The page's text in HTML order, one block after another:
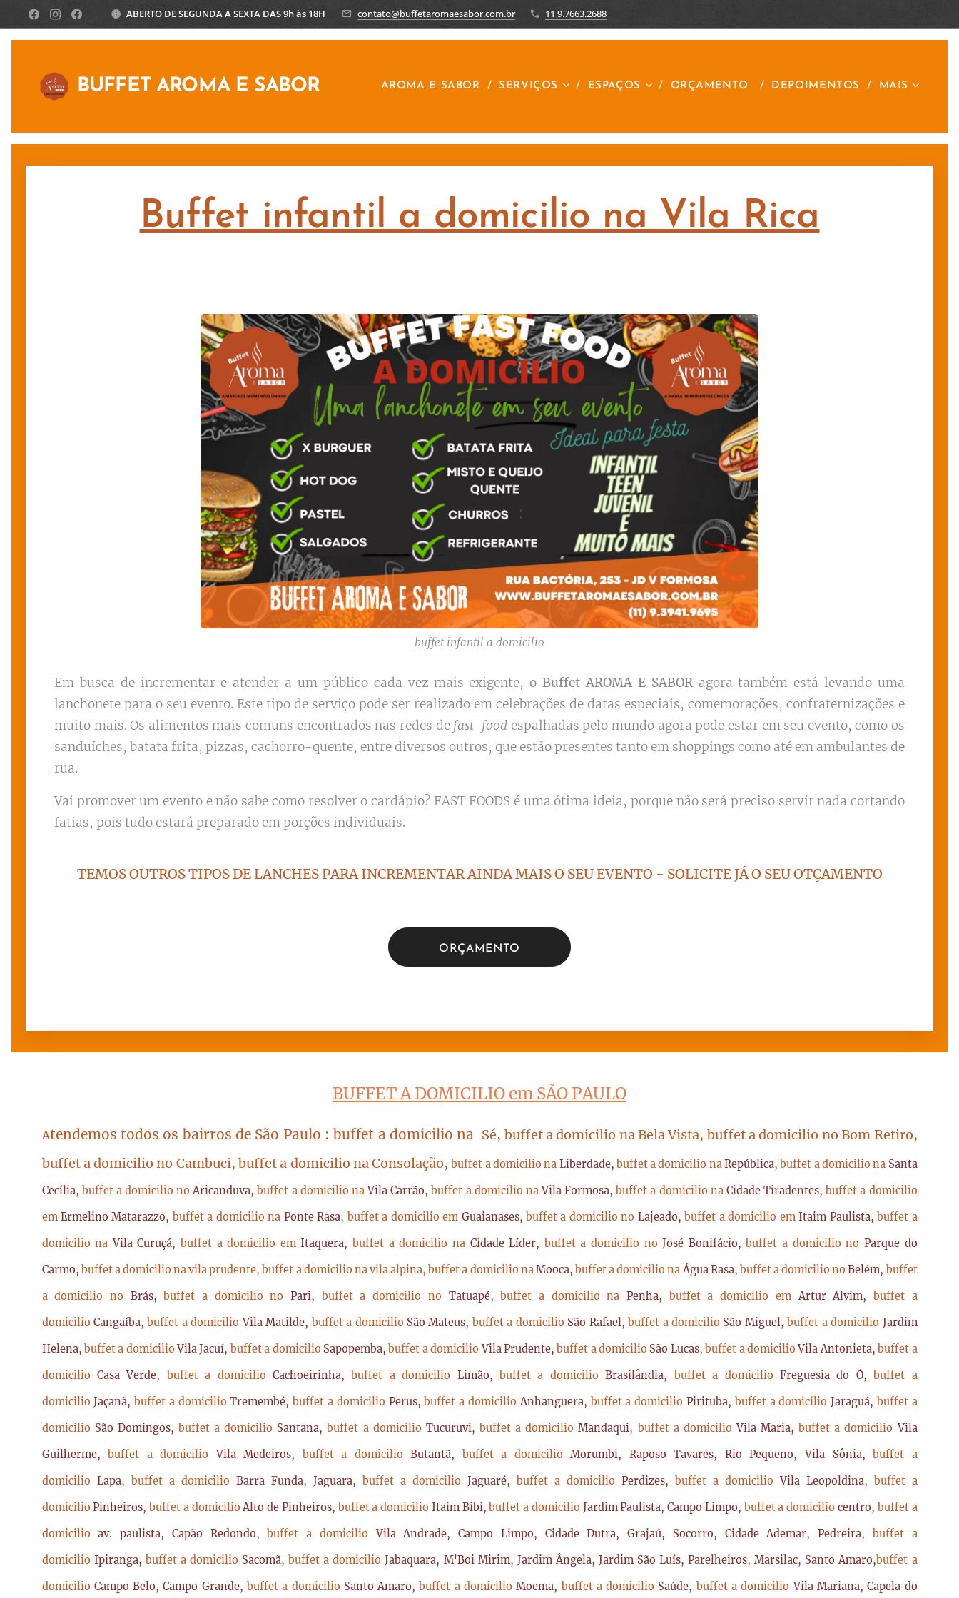
ABERTO DE SEGUNDA A SEXTA DAS 9h às 18H contato@buffetaromaesabor.com.br 11 9.7663.2688
BUFFET AROMA E SABOR AROMA E SABOR SERVIÇOS ESPAÇOS ORÇAMENTO DEPOIMENTOS MAIS
Buffet infantil a domicilio na Vila Rica
buffet infantil a domicilio
Em busca de incrementar e atender a um público cada vez mais exigente, oBuffet AROMA E SABORagora também está levando uma
lanchonete para o seu evento. Este tipo de serviço pode ser realizado em celebrações de datas especiais, comemorações, confraternizações e
muito mais. Os alimentos mais comuns encontrados nas redes de fast-food espalhadas pelo mundo agora pode estar em seu evento, como os
sanduíches, batata frita, pizzas, cachorro-quente, entre diversos outros, que estão presentes tanto em shoppings como até em ambulantes de
rua.
Vai promover um evento e não sabe como resolver o cardápio? FAST FOODS é uma ótima ideia, porque não será preciso servir nada cortando
fatias, pois tudo estará preparado em porções individuais.
TEMOS OUTROS TIPOS DE LANCHES PARA INCREMENTAR AINDA MAIS O SEU EVENTO - SOLICITE JÁ O SEU OTÇAMENTO
ORÇAMENTO
BUFFET A DOMICILIO em SÃO PAULO
Atendemos todos os bairros de São Paulo : buffet a domicilio na Sé, buffet a domicilio na Bela Vista, buffet a domicilio no Bom Retiro,
buffet a domicilio no Cambuci, buffet a domicilio na Consolação,buffet a domicilio na Liberdade, buffet a domicilio naRepública,buffet a domicilio na Santa
Cecília, buffet a domicilio noAricanduva,buffet a domicilio naVila Carrão,buffet a domicilio naVila Formosa,buffet a domicilio na Cidade Tiradentes,buffet a domicilio
em Ermelino Matarazzo, buffet a domicilio na Ponte Rasa, buffet a domicilio em Guaianases,buffet a domicilio no Lajeado,buffet a domicilio emItaim Paulista,buffet a
domicilio naVila Curuçá, buffet a domicilio emItaquera,buffet a domicilio na Cidade Líder, buffet a domicilio noJosé Bonifácio,buffet a domicilio no Parque do
Carmo, buffet a domicilio na vila prudente,buffet a domicilio na vila alpina, buffet a domicilio naMooca,buffet a domicilio naÁgua Rasa, buffet a domicilio noBelém, buffet
a domicilio no Brás,buffet a domicilio noPari, buffet a domicilio no Tatuapé,buffet a domicilio naPenha, buffet a domicilio emArtur Alvim, buffet a
domicilio Cangaíba,buffet a domicilioVila Matilde, buffet a domicilio São Mateus, buffet a domicilio São Rafael,buffet a domicilio São Miguel,buffet a domicilio Jardim
Helena, buffet a domicilioVila Jacuí, buffet a domicilio Sapopemba,buffet a domicilioVila Prudente,buffet a domicilio São Lucas,buffet a domicilioVila Antonieta,buffet a
domicilio Casa Verde, buffet a domicilio Cachoeirinha,buffet a domicilio Limão,buffet a domicilioBrasilândia, buffet a domicilio Freguesia do Ó,buffet a
domicilioJaçanã,buffet a domicilioTremembé,buffet a domicilio Perus,buffet a domicilioAnhanguera, buffet a domicilio Pirituba, buffet a domicilioJaraguá, buffet a
domicilio São Domingos, buffet a domicilio Santana,buffet a domicilio Tucuruvi, buffet a domicilioMandaqui, buffet a domicilioVila Maria,buffet a domicilioVila
Guilherme,buffet a domicilioVila Medeiros, buffet a domicilioButantã, buffet a domicilioMorumbi, Raposo Tavares, Rio Pequeno, Vila Sônia,buffet a
domicilio Lapa, buffet a domicilio Barra Funda, Jaguara, buffet a domicilio Jaguaré, buffet a domicilio Perdizes, buffet a domicilioVila Leopoldina, buffet a
domicilioPinheiros,buffet a domicilioAlto de Pinheiros, buffet a domicilio Itaim Bibi,buffet a domicilio Jardim Paulista, Campo Limpo, buffet a domiciliocentro, buffet a
domicilioav. paulista, Capão Redondo,buffet a domicilioVila Andrade, Campo Limpo, Cidade Dutra, Grajaú, Socorro, Cidade Ademar, Pedreira, buffet a
domicilio Ipiranga, buffet a domicilio Sacomã,buffet a domicilioJabaquara, M'Boi Mirim, Jardim Ângela, Jardim São Luís, Parelheiros, Marsilac, Santo Amaro,buffet a
domicilio Campo Belo, Campo Grande, buffet a domicilio Santo Amaro,buffet a domicilioMoema, buffet a domicilio Saúde, buffet a domicilioVila Mariana, Capela do